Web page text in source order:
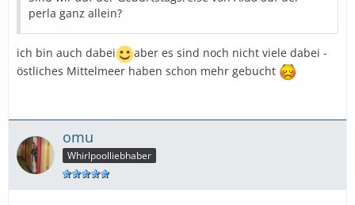
perla ganz allein?
ich bin auch dabei
aber es sind noch nicht viele dabei -
östliches Mittelmeer haben schon mehr gebucht
omu
Whirlpoolliebhaber